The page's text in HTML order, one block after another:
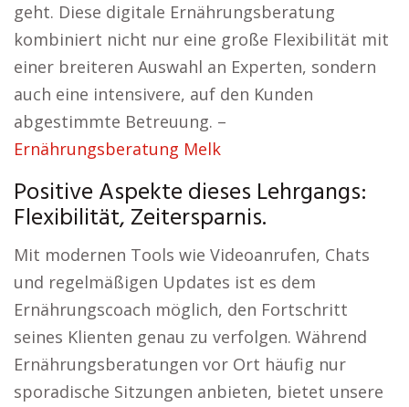
geht. Diese digitale Ernährungsberatung
kombiniert nicht nur eine große Flexibilität mit
einer breiteren Auswahl an Experten, sondern
auch eine intensivere, auf den Kunden
abgestimmte Betreuung. –
Ernährungsberatung Melk
Positive Aspekte dieses Lehrgangs:
Flexibilität, Zeitersparnis.
Mit modernen Tools wie Videoanrufen, Chats
und regelmäßigen Updates ist es dem
Ernährungscoach möglich, den Fortschritt
seines Klienten genau zu verfolgen. Während
Ernährungsberatungen vor Ort häufig nur
sporadische Sitzungen anbieten, bietet unsere